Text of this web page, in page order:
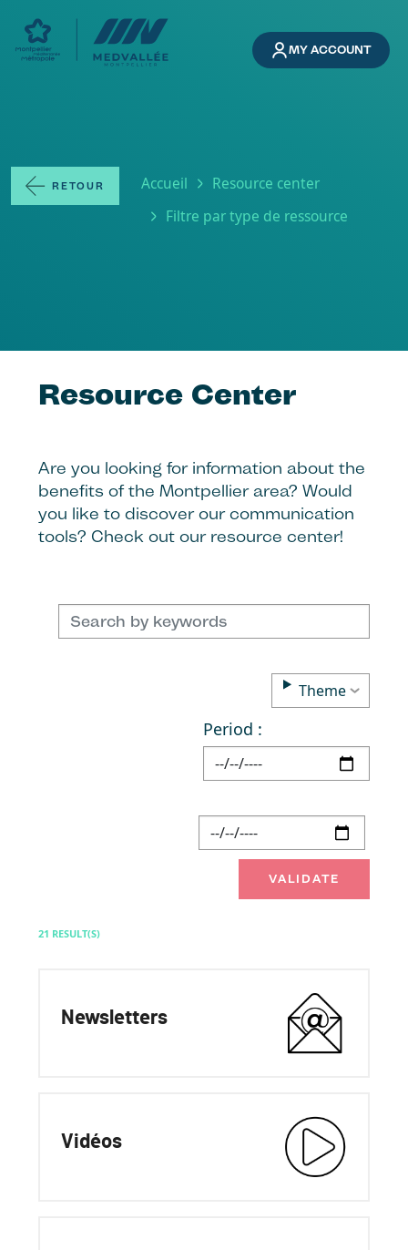
MY ACCOUNT
RETOUR Breadcrumb
Accueil
Resource center
Filtre par type de ressource
Resource Center
Are you looking for information about the
benefits of the Montpellier area? Would
you like to discover our communication
tools? Check out our resource center!
Theme
Period :
21 RESULT(S)
Newsletters
Vidéos